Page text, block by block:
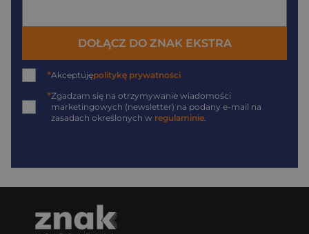
DOŁĄCZ DO ZNAK EKSTRA
*Akceptujępolitykę prywatności
*Zgadzam się na otrzymywanie wiadomości
marketingowych (newsletter) na podany e-mail na
zasadach określonych w regulaminie.